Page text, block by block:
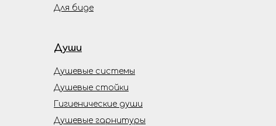
Души
Душевые гарнитуры
Душевые системы
Гигиенические души
Для биде
Душевые стойки